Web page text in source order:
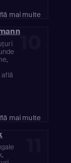
mai multe
10
mai multe